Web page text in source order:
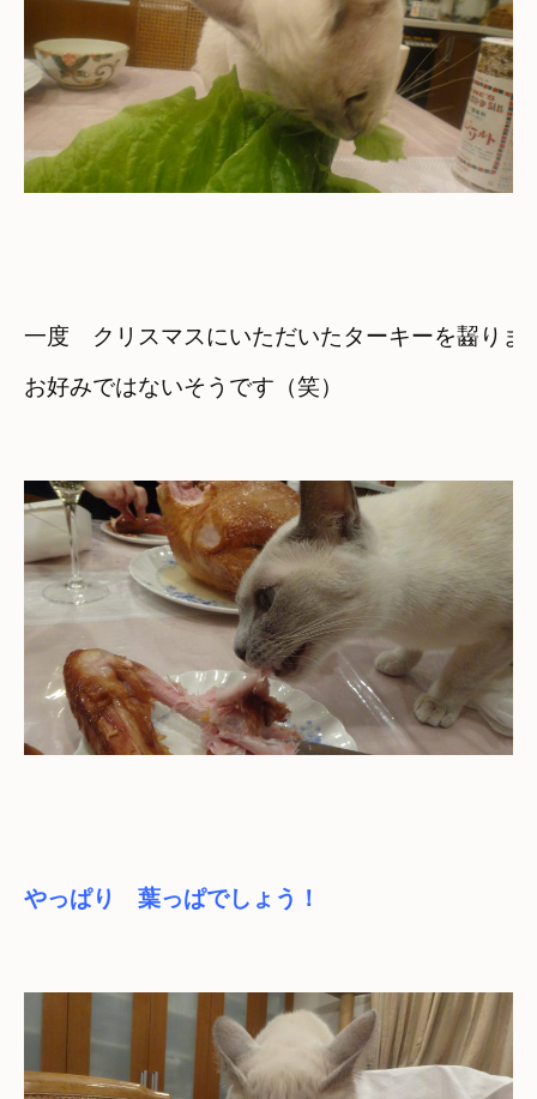
一度　クリスマスにいただいたターキーを齧りま
お好みではないそうです（笑）
やっぱり　葉っぱでしょう！